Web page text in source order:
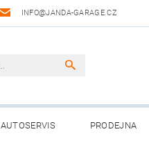
INFO@JANDA-GARAGE.CZ
AUTOSERVIS PRODEJNA